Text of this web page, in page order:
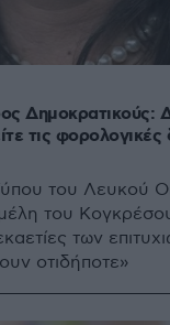
Δημοκρατικούς:
τις
του Λευκού
του
των
οτιδήποτε»